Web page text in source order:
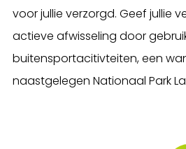
voor jullie verzorgd. Geef jullie
actieve afwisseling door
buitensportacitivteiten, een
naastgelegen Nationaal Park